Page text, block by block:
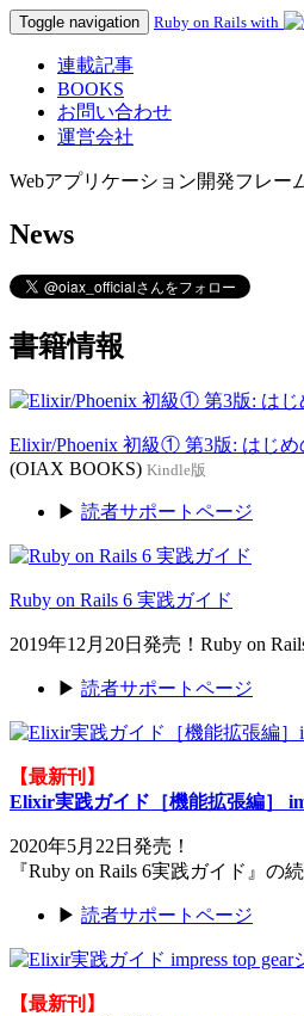
Toggle navigation Ruby on Rails with
連載記事
BOOKS
お問い合わせ
運営会社
Webアプリケーション開発フレー
News
書籍情報
Elixir/Phoenix 初級① 第3版: はじめ
(OIAX BOOKS) Kindle版
▶ 読者サポートページ
Ruby on Rails 6 実践ガイド
2019年12月20日発売！Ruby on
▶ 読者サポートページ
【最新刊】
Elixir実践ガイド［機能拡張編］
2020年5月22日発売！
『Ruby on Rails 6実践ガイド』の
▶ 読者サポートページ
【最新刊】